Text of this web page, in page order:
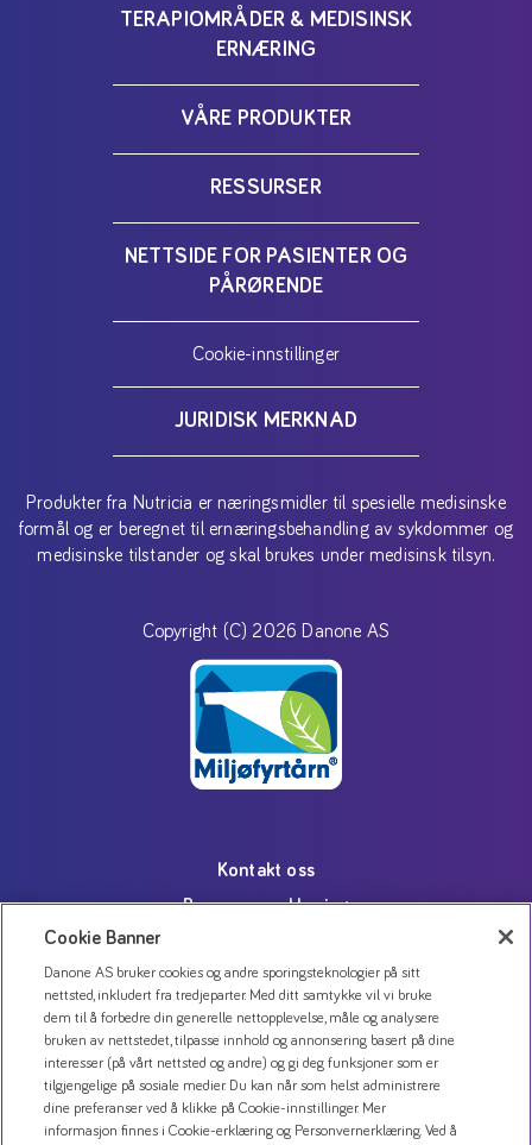
TERAPIOMRÅDER & MEDISINSK
ERNÆRING
VÅRE PRODUKTER
RESSURSER
NETTSIDE FOR PASIENTER OG
PÅRØRENDE
Cookie-innstillinger
JURIDISK MERKNAD
Produkter fra Nutricia er næringsmidler til spesielle medisinske
formål og er beregnet til ernæringsbehandling av sykdommer og
medisinske tilstander og skal brukes under medisinsk tilsyn.
Copyright (C) 2026 Danone AS
Kontakt oss
Personvernerklæring
Bruk av informasjonskapsler
Åpenhetsloven
Cookie Banner
Danone AS bruker cookies og andre sporingsteknologier på sitt
nettsted, inkludert fra tredjeparter. Med ditt samtykke vil vi bruke
dem til å forbedre din generelle nettopplevelse, måle og analysere
bruken av nettstedet, tilpasse innhold og annonsering basert på dine
interesser (på vårt nettsted og andre) og gi deg funksjoner som er
tilgjengelige på sosiale medier. Du kan når som helst administrere
dine preferanser ved å klikke på Cookie-innstillinger. Mer
informasjon finnes i Cookie-erklæring og Personvernerklæring. Ved å